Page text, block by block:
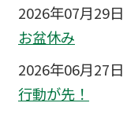
2026年07月29日
お盆休み
2026年06月27日
行動が先！